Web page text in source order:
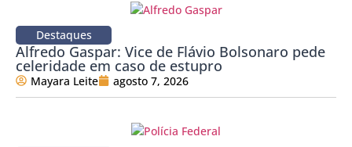
Destaques
Alfredo Gaspar: Vice de Flávio Bolsonaro pede
celeridade em caso de estupro
Mayara Leite agosto 7, 2026